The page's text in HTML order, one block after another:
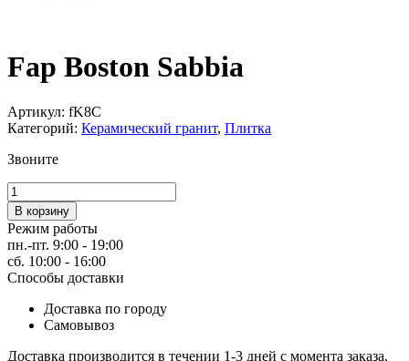
Fap Boston Sabbia
Артикул: fK8C
Категорий: Керамический гранит, Плитка
Звоните
Количество
товара
Fap
Boston
Sabbia
В корзину
Режим работы
пн.-пт. 9:00 - 19:00
сб. 10:00 - 16:00
Способы доставки
Доставка по городу
Самовывоз
Доставка производится в течении 1-3 дней с момента заказа,